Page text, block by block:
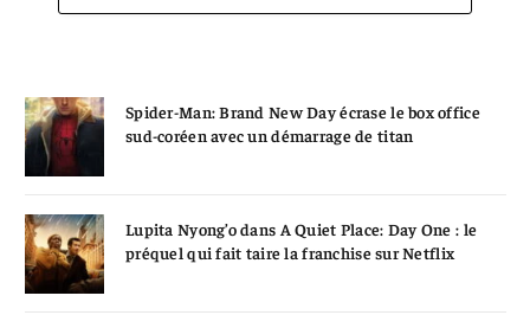
Spider-Man: Brand New Day écrase le box office
sud-coréen avec un démarrage de titan
Lupita Nyong’o dans A Quiet Place: Day One : le
préquel qui fait taire la franchise sur Netflix